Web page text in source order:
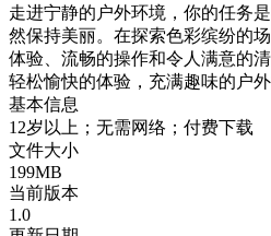
走进宁静的户外环境，你的任务
然保持美丽。在探索色彩缤纷的
体验、流畅的操作和令人满意的
轻松愉快的体验，充满趣味的户外
基本信息
12岁以上；无需网络；付费下载
文件大小
199MB
当前版本
1.0